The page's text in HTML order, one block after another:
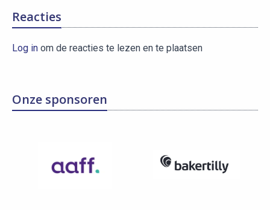
Reacties
Log in om de reacties te lezen en te plaatsen
Onze sponsoren